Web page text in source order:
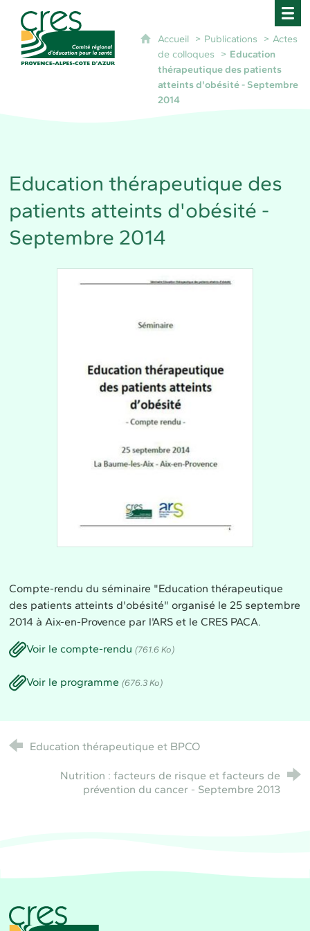
CRES Paca - Comité Régional d'Éducation
Accueil Publications
Actes
de colloques
Education
thérapeutique des patients
atteints d'obésité - Septembre
2014
Education thérapeutique des
patients atteints d'obésité -
Septembre 2014
Compte-rendu du séminaire "Education thérapeutique
des patients atteints d'obésité" organisé le 25 septembre
2014 à Aix-en-Provence par l'ARS et le CRES PACA.
Voir le compte-rendu(761.6 Ko)
Voir le programme(676.3 Ko)
Education thérapeutique et BPCO
Nutrition : facteurs de risque et facteurs de
prévention du cancer - Septembre 2013
CRES Paca - Comité Régional d'Éducation pour la